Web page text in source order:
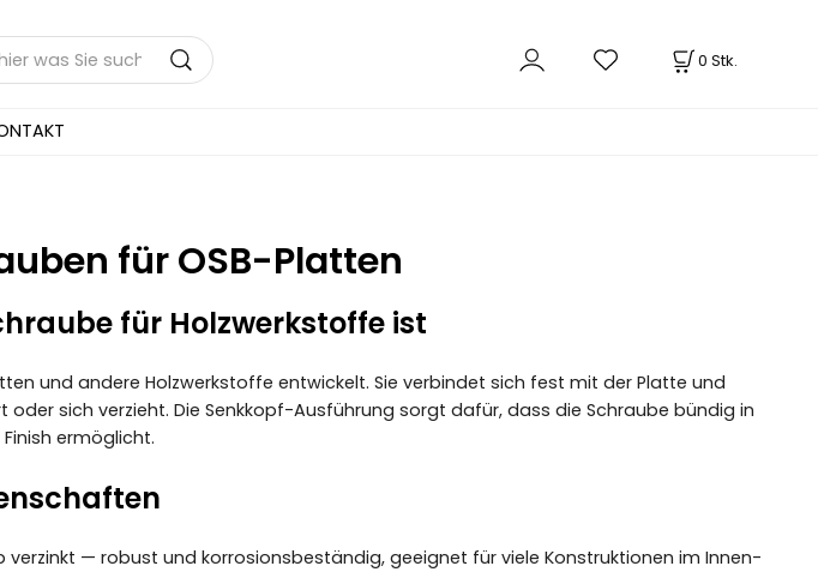
0 Stk.
für OSB-Platten
für Holzwerkstoffe ist
und andere Holzwerkstoffe entwickelt. Sie verbindet sich fest mit der Platte und
sich verzieht. Die Senkkopf-Ausführung sorgt dafür, dass die Schraube bündig in
ermöglicht.
— robust und korrosionsbeständig, geeignet für viele Konstruktionen im Innen-